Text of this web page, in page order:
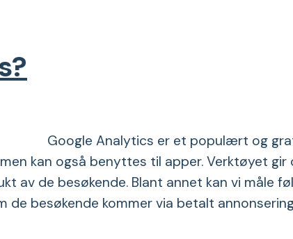
Google Analytics er et populært og
kan også benyttes til apper. Verktøyet gir
av de besøkende. Blant annet kan vi måle
besøkende kommer via betalt